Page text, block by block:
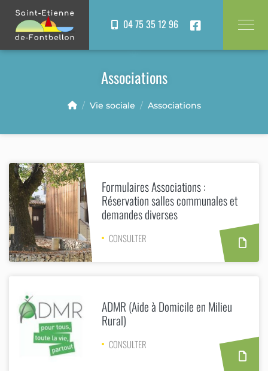
04 75 35 12 96
Associations
Vie sociale Associations
Formulaires Associations :
Réservation salles communales et
demandes diverses
CONSULTER
ADMR (Aide à Domicile en Milieu
Rural)
CONSULTER
Panneau de gestion des cookies